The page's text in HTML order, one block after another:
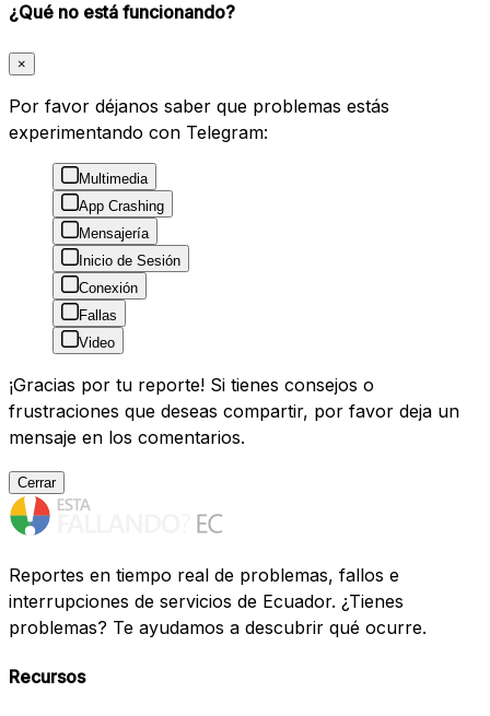
¿Qué no está funcionando?
×
Por favor déjanos saber que problemas estás
experimentando con Telegram:
Multimedia
App Crashing
Mensajería
Inicio de Sesión
Conexión
Fallas
Video
¡Gracias por tu reporte! Si tienes consejos o
frustraciones que deseas compartir, por favor deja un
mensaje en los comentarios.
Cerrar
Reportes en tiempo real de problemas, fallos e
interrupciones de servicios de Ecuador. ¿Tienes
problemas? Te ayudamos a descubrir qué ocurre.
Recursos